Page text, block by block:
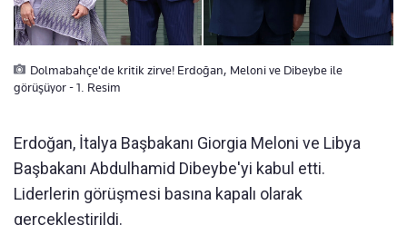
Dolmabahçe'de kritik zirve! Erdoğan, Meloni ve Dibeybe ile
görüşüyor - 1. Resim
Erdoğan, İtalya Başbakanı Giorgia Meloni ve Libya
Başbakanı Abdulhamid Dibeybe'yi​​​​​​​ kabul etti.
Liderlerin görüşmesi basına kapalı olarak
gerçekleştirildi.